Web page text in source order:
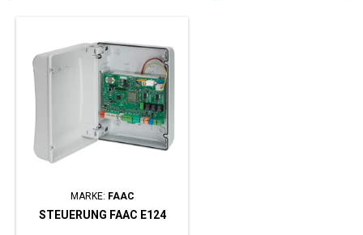
MARKE: FAAC
STEUERUNG FAAC E124